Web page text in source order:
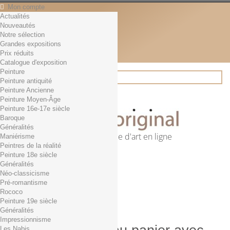
Mon compte
Contact
Français
English
Français
Actualités
Rechercher
Première librairie d'art en ligne
Panier (vide)
Aucun produit
0,01€ dès 29€ d'achat
0,00 € Total
Commander
Actualités
Nouveautés
Notre sélection
Grandes expositions
Prix réduits
Catalogue d'exposition
Peinture
Peinture antiquité
Peinture Ancienne
Peinture Moyen-Âge
Peinture 16e-17e siècle
Baroque
Généralités
Maniérisme
Peintres de la réalité
Peinture 18e siècle
Généralités
Néo-classicisme
Pré-romantisme
Rococo
Peinture 19e siècle
Généralités
Impressionnisme